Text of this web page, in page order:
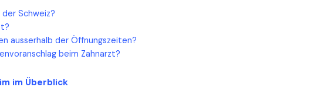
Schweiz?
ausserhalb der Öffnungszeiten?
beim Zahnarzt?
im Überblick